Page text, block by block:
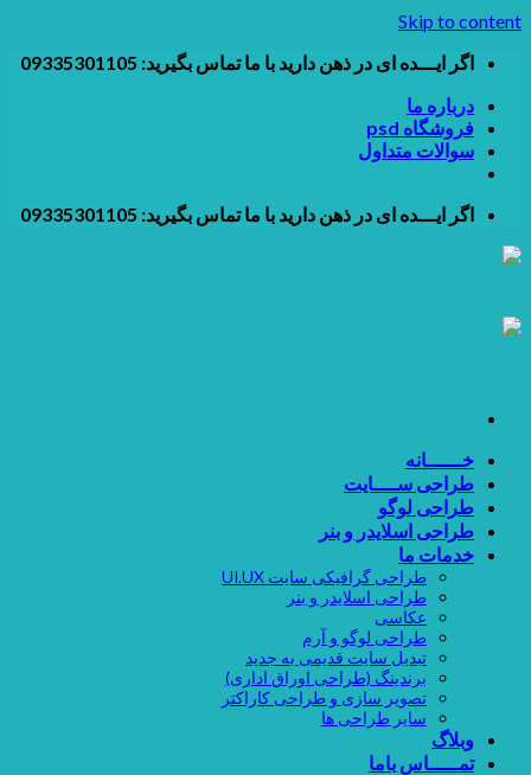
Skip to content
اگر ایـــده ای در ذهن دارید با ما تماس بگیرید: 09335301105
درباره ما
فروشگاه psd
سوالات متداول
اگر ایـــده ای در ذهن دارید با ما تماس بگیرید: 09335301105
خــــــانه
طراحی ســــایت
طراحی لوگو
طراحی اسلایدر و بنر
خدمات ما
طراحی گرافیکی سایت UI.UX
طراحی اسلایدر و بنر
عکاسی
طراحی لوگو و آرم
تبدیل سایت قدیمی به جدید
برندینگ (طراحی اوراق اداری)
تصویر سازی و طراحی کاراکتر
سایر طراحی ها
وبلاگ
تمـــــاس باما